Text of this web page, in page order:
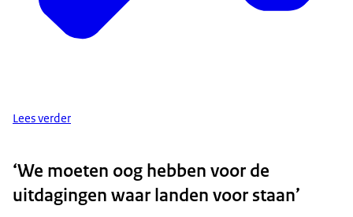
Lees verder
‘We moeten oog hebben voor de
uitdagingen waar landen voor staan’